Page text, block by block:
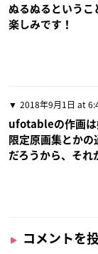
ぬるぬるというこ
楽しみです！
2018年9月1日 at
ufotableの作画は
限定原画集とかの
だろうから、それ
コメントを